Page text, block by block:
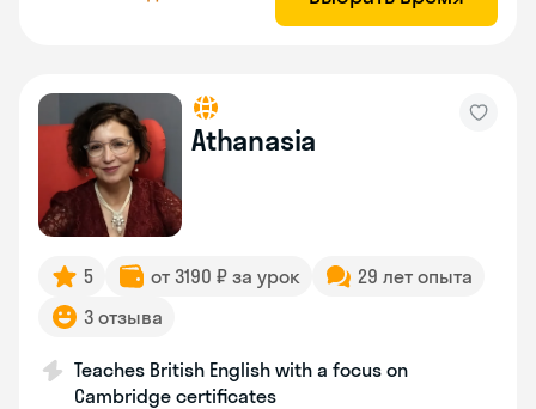
Athanasia
5 от 3190 ₽ за урок
29 лет опыта
3 отзыва
Teaches British English with a focus on
Cambridge certificates